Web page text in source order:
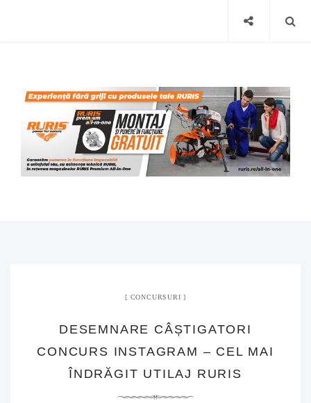
CONCURSURI
DESEMNARE CÂȘTIGATORI
CONCURS INSTAGRAM – CEL MAI
ÎNDRĂGIT UTILAJ RURIS